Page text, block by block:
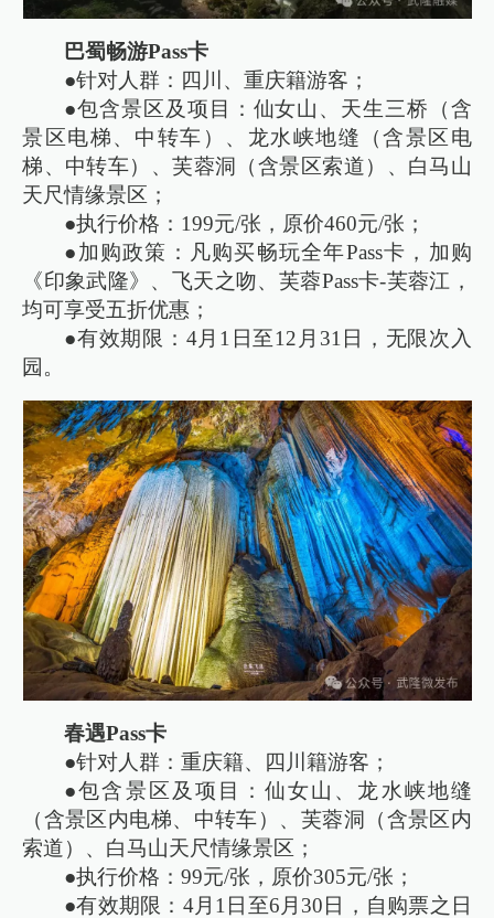
巴蜀畅游Pass卡
●针对人群：四川、重庆籍游客；
●包含景区及项目：仙女山、天生三桥（含
景区电梯、中转车）、龙水峡地缝（含景区电
梯、中转车）、芙蓉洞（含景区索道）、白马山
天尺情缘景区；
●执行价格：199元/张，原价460元/张；
●加购政策：凡购买畅玩全年Pass卡，加购
《印象武隆》、飞天之吻、芙蓉Pass卡-芙蓉江，
均可享受五折优惠；
●有效期限：4月1日至12月31日，无限次入
园。
春遇Pass卡
●针对人群：重庆籍、四川籍游客；
●包含景区及项目：仙女山、龙水峡地缝
（含景区内电梯、中转车）、芙蓉洞（含景区内
索道）、白马山天尺情缘景区；
●执行价格：99元/张，原价305元/张；
●有效期限：4月1日至6月30日，自购票之日